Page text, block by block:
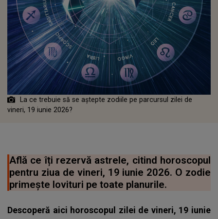
La ce trebuie să se aștepte zodiile pe parcursul zilei de
vineri, 19 iunie 2026?
Află ce îți rezervă astrele, citind horoscopul
pentru ziua de vineri, 19 iunie 2026. O zodie
primește lovituri pe toate planurile.
Descoperă aici horoscopul zilei de vineri, 19 iunie